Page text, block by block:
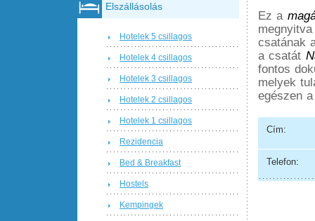
Ez a
csatának
a csatát
fontos
melyek
egészen
Cím:
Telefon:
Elszállásolás
Hotelek 5 csillagos
Hotelek 4 csillagos
Hotelek 3 csillagos
Hotelek 2 csillagos
Hotelek 1 csillagos
Rezidencia
Bed & Breakfast
Hostels
Kempingek